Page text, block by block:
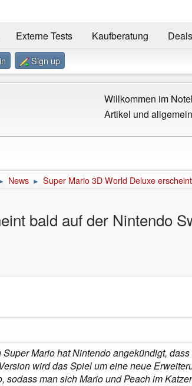
Externe Tests Kaufberatung Deals
Sign up
Willkommen im
Artikel und
News ► Super Mario 3D World Deluxe
bald auf der Nintendo
Mario hat Nintendo angekündigt,
wird das Spiel um eine neue
sodass man sich Mario und Peach im